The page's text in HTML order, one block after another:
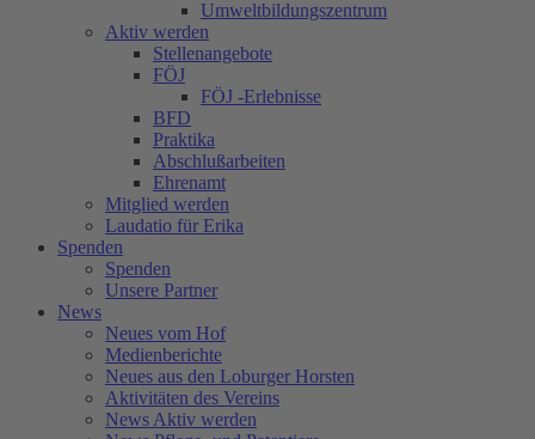
Umweltbildungszentrum
Aktiv werden
Stellenangebote
FÖJ
FÖJ -Erlebnisse
BFD
Praktika
Abschlußarbeiten
Ehrenamt
Mitglied werden
Laudatio für Erika
Spenden
Spenden
Unsere Partner
News
Neues vom Hof
Medienberichte
Neues aus den Loburger Horsten
Aktivitäten des Vereins
News Aktiv werden